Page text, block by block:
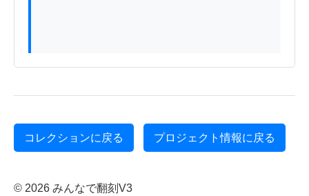
コレクションに戻る プロジェクト情報に戻る
© 2026 みんなで翻刻V3